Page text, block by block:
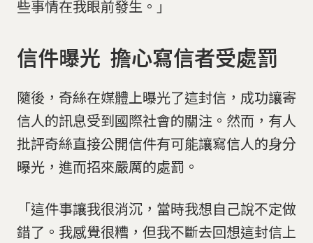
些事情在我眼前發生。」
信件曝光 擔心寫信者受處罰
隨後，奇絲在媒體上曝光了這封信，成功讓寄
信人的訊息受到國際社會的關注。然而，有人
批評奇絲直接公開信件有可能讓寫信人的身分
曝光，進而招來嚴厲的處罰。
「這件事讓我很消沉，當時我想自己說不定做
錯了。我感覺很糟，但我不斷去回想這封信上